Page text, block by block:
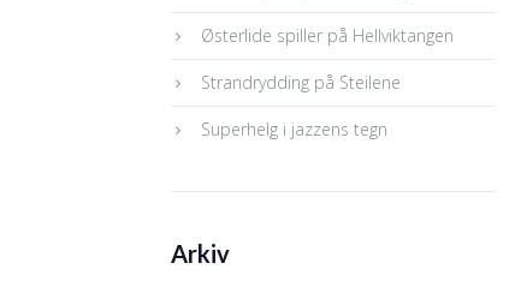
Østerlide spiller på Hellviktangen
Strandrydding på Steilene
Superhelg i jazzens tegn
Arkiv